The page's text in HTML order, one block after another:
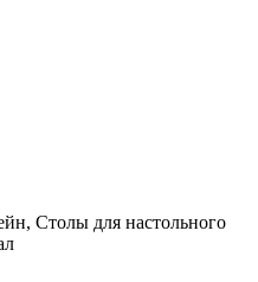
Столы для настольного